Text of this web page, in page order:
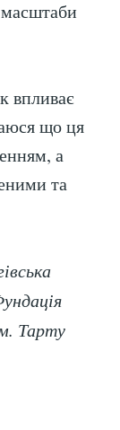
масштаби
впливає
що ця
а
та
Тарту